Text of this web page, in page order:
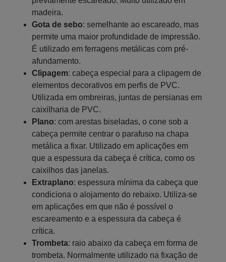
madeira.
Gota de sebo: semelhante ao escareado, mas
permite uma maior profundidade de impressão.
É utilizado em ferragens metálicas com pré-
afundamento.
Clipagem: cabeça especial para a clipagem de
elementos decorativos em perfis de PVC.
Utilizada em ombreiras, juntas de persianas em
caixilharia de PVC.
Plano: com arestas biseladas, o cone sob a
cabeça permite centrar o parafuso na chapa
metálica a fixar. Utilizado em aplicações em
que a espessura da cabeça é crítica, como os
caixilhos das janelas.
Extraplano: espessura mínima da cabeça que
condiciona o alojamento do rebaixo. Utiliza-se
em aplicações em que não é possível o
escareamento e a espessura da cabeça é
crítica.
Trombeta: raio abaixo da cabeça em forma de
trombeta. Normalmente utilizado na fixação de